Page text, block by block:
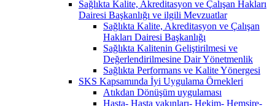
Sağlıkta Kalite, Akreditasyon ve Çalışan Hakları
Dairesi Başkanlığı ve ilgili Mevzuatlar
Sağlıkta Kalite, Akreditasyon ve Çalışan
Hakları Dairesi Başkanlığı
Sağlıkta Kalitenin Geliştirilmesi ve
Değerlendirilmesine Dair Yönetmenlik
Sağlıkta Performans ve Kalite Yönergesi
SKS Kapsamında İyi Uygulama Örnekleri
Atıkdan Dönüşüm uygulaması
Hasta- Hasta yakınları- Hekim- Hemşire-